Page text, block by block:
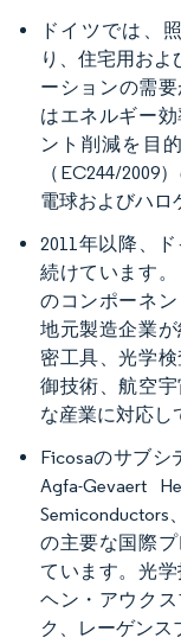
ドイツでは、
り、住宅用およ
ーションの需
はエネルギー
ント削減を目
（EC244/2009
電球およびハロ
2011年以降、
続けています
のコンポーネ
地元製造企業
密工具、光学
御技術、航空
な産業に対応し
Ficosaのサブシ
Agfa-Gevaert
Semiconductors
の主要な国際
ています。光
ヘン・アウク
ク、レーゲンス